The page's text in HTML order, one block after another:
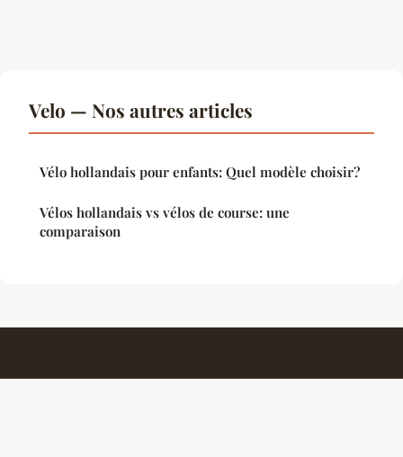
Velo — Nos autres articles
Vélo hollandais pour enfants: Quel modèle choisir?
Vélos hollandais vs vélos de course: une
comparaison
Repertoire Sport